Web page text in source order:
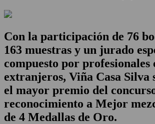
Con la participación de 76
163 muestras y un jurado
compuesto por profesionales
extranjeros, Viña Casa Silva
el mayor premio del
reconocimiento a Mejor
de 4 Medallas de Oro.